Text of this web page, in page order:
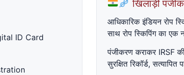
ID Card
खिलाड़ी
आधिकारिक इंडियन रोप
साथ रोप स्किपिंग का एक
पंजीकरण कराकर IRSF
सुरक्षित रिकॉर्ड,
खिलाड़ी पंजीकरण